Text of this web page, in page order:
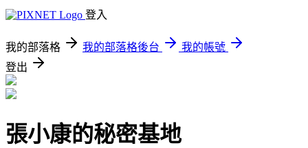
登入
我的部落格 我的部落格後台
我的帳號
登出
張小康的秘密基地